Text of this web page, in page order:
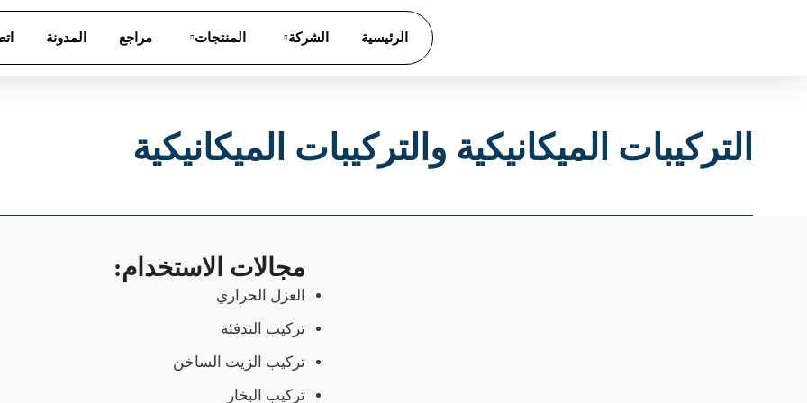
الرئيسية الشركة المنتجات مراجع المدونة
التركيبات الميكانيكية والتركيبات الميكانيكية
مجالات الاستخدام:
العزل الحراري
تركيب التدفئة
تركيب الزيت الساخن
تركيب البخار